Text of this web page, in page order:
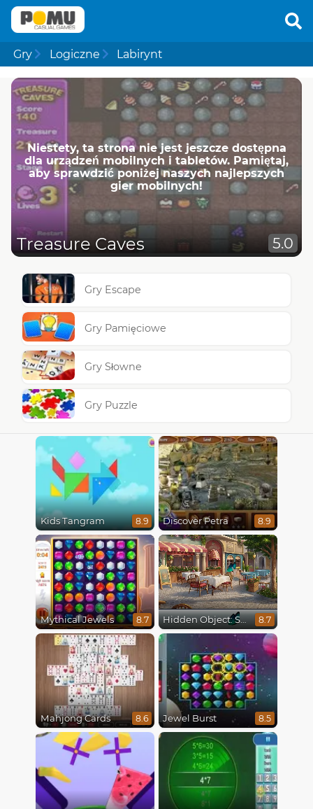
Gry Logiczne Labirynt
Niestety, ta strona nie jest jeszcze dostępna
dla urządzeń mobilnych i tabletów. Pamiętaj,
aby sprawdzić poniżej naszych najlepszych
gier mobilnych!
Treasure Caves 5.0
Gry Escape
Gry Pamięciowe
Gry Słowne
Gry Puzzle
Kids Tangram 8.9 Discover Petra 8.9
Mythical Jewels 8.7 Hidden Object: Street Of Secrets 8.7
Mahjong Cards 8.6 Jewel Burst 8.5